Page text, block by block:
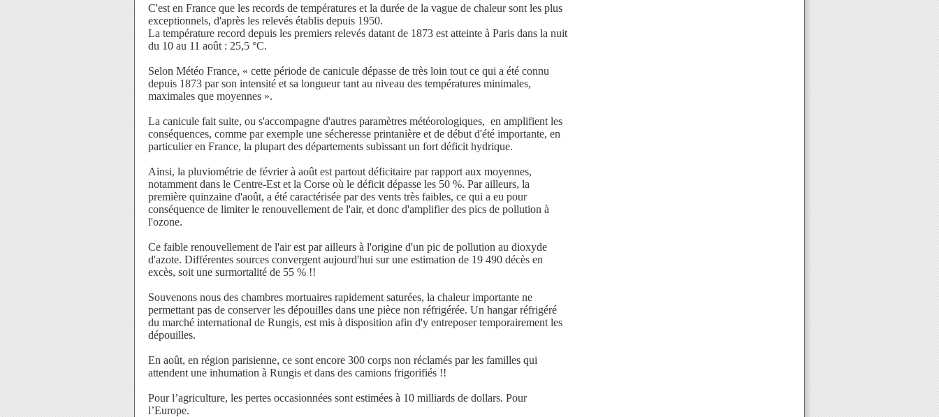
C'est en France que les records de températures et la durée de la vague de chaleur sont les plus
exceptionnels, d'après les relevés établis depuis 1950.
La température record depuis les premiers relevés datant de 1873 est atteinte à Paris dans la nuit
du 10 au 11 août : 25,5 °C.
Selon Météo France, « cette période de canicule dépasse de très loin tout ce qui a été connu
depuis 1873 par son intensité et sa longueur tant au niveau des températures minimales,
maximales que moyennes ».
La canicule fait suite, ou s'accompagne d'autres paramètres météorologiques, en amplifient les
conséquences, comme par exemple une sécheresse printanière et de début d'été importante, en
particulier en France, la plupart des départements subissant un fort déficit hydrique.
Ainsi, la pluviométrie de février à août est partout déficitaire par rapport aux moyennes,
notamment dans le Centre-Est et la Corse où le déficit dépasse les 50 %. Par ailleurs, la
première quinzaine d'août, a été caractérisée par des vents très faibles, ce qui a eu pour
conséquence de limiter le renouvellement de l'air, et donc d'amplifier des pics de pollution à
l'ozone.
Ce faible renouvellement de l'air est par ailleurs à l'origine d'un pic de pollution au dioxyde
d'azote. Différentes sources convergent aujourd'hui sur une estimation de 19 490 décès en
excès, soit une surmortalité de 55 % !!
Souvenons nous des chambres mortuaires rapidement saturées, la chaleur importante ne
permettant pas de conserver les dépouilles dans une pièce non réfrigérée. Un hangar réfrigéré
du marché international de Rungis, est mis à disposition afin d'y entreposer temporairement les
dépouilles.
En août, en région parisienne, ce sont encore 300 corps non réclamés par les familles qui
attendent une inhumation à Rungis et dans des camions frigorifiés !!
Pour l’agriculture, les pertes occasionnées sont estimées à 10 milliards de dollars. Pour
l’Europe.